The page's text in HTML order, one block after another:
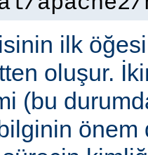
ilk öğesi
oluşur.
(bu
önem